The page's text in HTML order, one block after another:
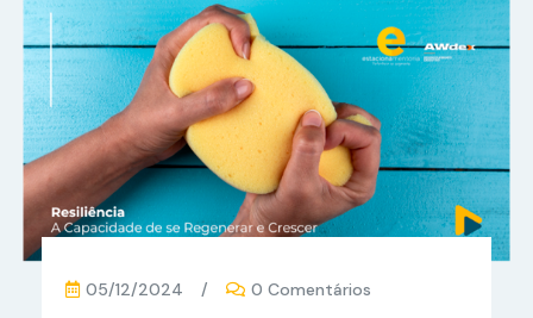
05/12/2024 / 0 Comentários